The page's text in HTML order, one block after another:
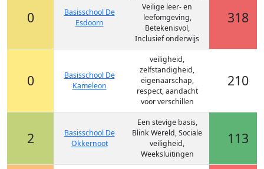
0
Basisschool De
Esdoorn
Veilige leer- en
leefomgeving,
Betekenisvol,
Inclusief onderwijs
318
0
Basisschool De
Kameleon
veiligheid,
zelfstandigheid,
eigenaarschap,
respect, aandacht
voor verschillen
210
2
Basisschool De
Okkernoot
Een stevige basis,
Blink Wereld, Sociale
veiligheid,
Weeksluitingen
113